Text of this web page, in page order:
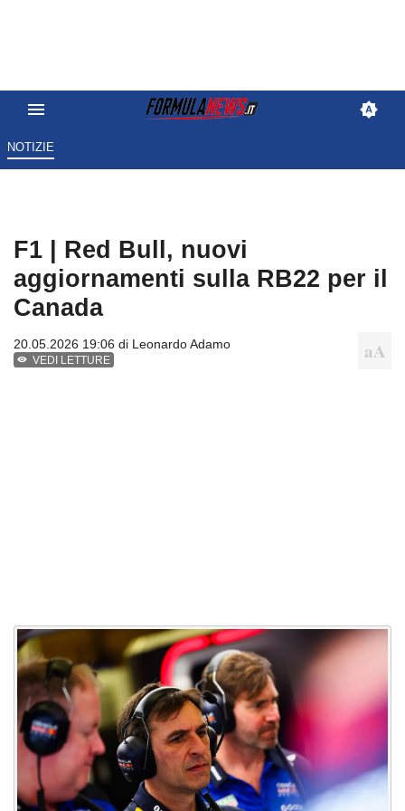
NOTIZIE
F1 | Red Bull, nuovi
aggiornamenti sulla RB22 per il
Canada
20.05.2026 19:06 di Leonardo Adamo
VEDI LETTURE